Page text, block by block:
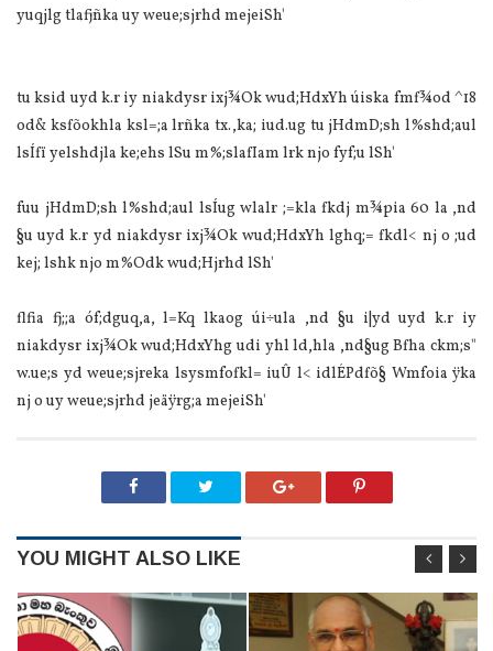
yuqjlg tla‌fjñka uy weue;sjrhd mejeiSh'
tu ksid uyd k.r iy nia‌kdysr ixj¾Ok wud;HdxYh úiska fmf¾od ^18
od& ksfõokhla‌ ksl=;a lrñka tx.,ka; iud.ug tu jHdmD;sh l%shd;aul
lsÍfï yelshdjla‌ ke;ehs lSu m%;sla‍fIam lrk njo fyf;u lSh'
fuu jHdmD;sh l%shd;aul lsÍug wla‌lr ;=kla‌ fkdj m¾pia‌ 60 la‌ ,nd
§u uyd k.r yd nia‌kdysr ixj¾Ok wud;HdxYh lghq;= fkdl< nj o ;ud
kej; lshk njo m%Odk wud;Hjrhd lSh'
flfia fj;;a óf;dguq,a, l=Kq lkaog úi÷ula‌ ,nd §u i|yd uyd k.r iy
nia‌kdysr ixj¾Ok wud;HdxYhg udi yhl ld,hla‌ ,nd§ug Bfha ckm;s"
w.ue;s yd weue;sjreka lsysmfofkl= iuÛ l< idlÉPdfõ§ Wmfoia‌ ÿka
nj o uy weue;sjrhd jeäÿrg;a mejeiSh'
YOU MIGHT ALSO LIKE